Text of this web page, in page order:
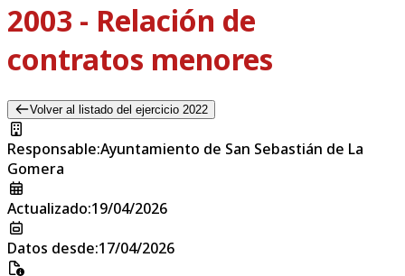
2003 - Relación de
contratos menores
Volver al listado del ejercicio 2022
Responsable:Ayuntamiento de San Sebastián de La
Gomera
Actualizado:19/04/2026
Datos desde:17/04/2026